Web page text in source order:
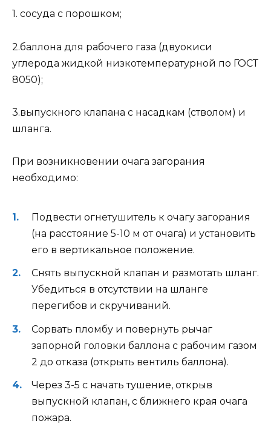
1. сосуда с порошком;
2.баллона для рабочего газа (двуокиси
углерода жидкой низкотемпературной по ГОСТ
8050);
3.выпускного клапана с насадкам (стволом) и
шланга.
При возникновении очага загорания
необходимо:
Подвести огнетушитель к очагу загорания
(на расстояние 5-10 м от очага) и установить
его в вертикальное положение.
Снять выпускной клапан и размотать шланг.
Убедиться в отсутствии на шланге
перегибов и скручиваний.
Сорвать пломбу и повернуть рычаг
запорной головки баллона с рабочим газом
2 до отказа (открыть вентиль баллона).
Через 3-5 с начать тушение, открыв
выпускной клапан, с ближнего края очага
пожара.